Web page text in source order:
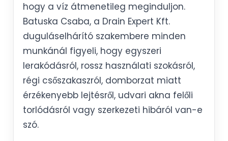
hogy a víz átmenetileg meginduljon.
Batuska Csaba, a Drain Expert Kft.
duguláselhárító szakembere minden
munkánál figyeli, hogy egyszeri
lerakódásról, rossz használati szokásról,
régi csőszakaszról, domborzat miatt
érzékenyebb lejtésről, udvari akna felőli
torlódásról vagy szerkezeti hibáról van-e
szó.